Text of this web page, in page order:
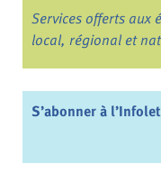
Services offerts aux
local, régional et
S’abonner à